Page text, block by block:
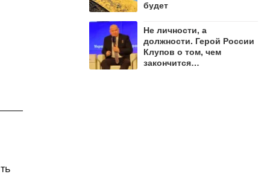
будет
Не личности, а
должности. Герой России
Клупов о том, чем
закончится